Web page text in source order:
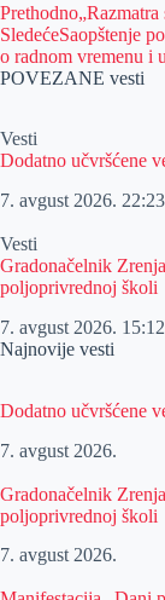
Prethodno„Razmatra
SledećeSaopštenje
o radnom vremenu i
POVEZANE vesti
Vesti
Dodatno učvršćene
7. avgust 2026. 22:23
Vesti
Gradonačelnik
poljoprivrednoj školi
7. avgust 2026. 15:12
Najnovije vesti
Dodatno učvršćene
7. avgust 2026.
Gradonačelnik
poljoprivrednoj školi
7. avgust 2026.